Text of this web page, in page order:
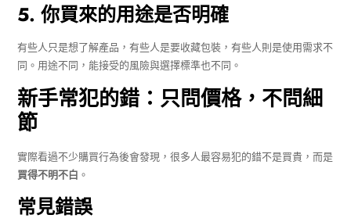
5. 你買來的用途是否明確
有些人只是想了解產品，有些人是要收藏包裝，有些人則是使用需求不
同。用途不同，能接受的風險與選擇標準也不同。
新手常犯的錯：只問價格，不問細
節
實際看過不少購買行為後會發現，很多人最容易犯的錯不是買貴，而是
買得不明不白 。
常見錯誤